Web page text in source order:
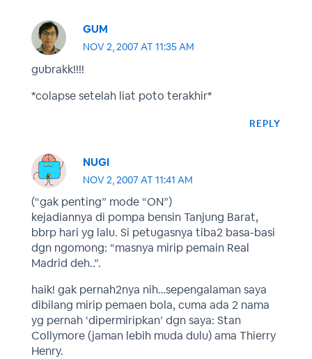
GUM
NOV 2, 2007 AT 11:35 AM
gubrakk!!!!
*colapse setelah liat poto terakhir*
REPLY
NUGI
NOV 2, 2007 AT 11:41 AM
(“gak penting” mode “ON”)
kejadiannya di pompa bensin Tanjung Barat,
bbrp hari yg lalu. Si petugasnya tiba2 basa-basi
dgn ngomong: “masnya mirip pemain Real
Madrid deh..”.
haik! gak pernah2nya nih…sepengalaman saya
dibilang mirip pemaen bola, cuma ada 2 nama
yg pernah ‘dipermiripkan’ dgn saya: Stan
Collymore (jaman lebih muda dulu) ama Thierry
Henry.